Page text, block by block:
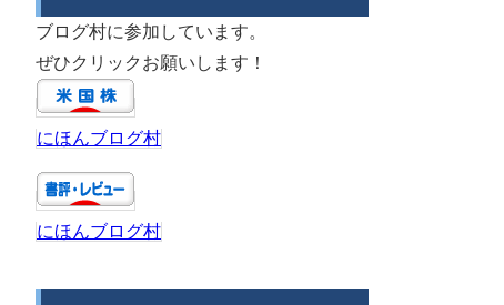
ブログ村に参加しています。
ぜひクリックお願いします！
にほんブログ村
にほんブログ村